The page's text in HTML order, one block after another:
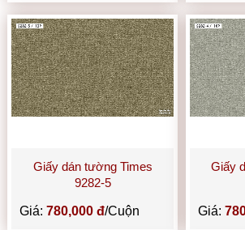
Giấy dán tường Times
9282-5
Giá:780,000 đ/Cuộn
Giấy
Giá: